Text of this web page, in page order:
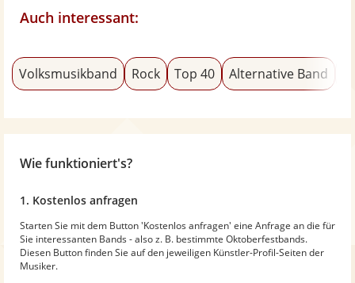
Auch interessant:
Volksmusikband Rock Top 40 Alternative Band
Wie funktioniert's?
1. Kostenlos anfragen
Starten Sie mit dem Button 'Kostenlos anfragen' eine Anfrage an die für
Sie interessanten Bands - also z. B. bestimmte Oktoberfestbands.
Diesen Button finden Sie auf den jeweiligen Künstler-Profil-Seiten der
Musiker.